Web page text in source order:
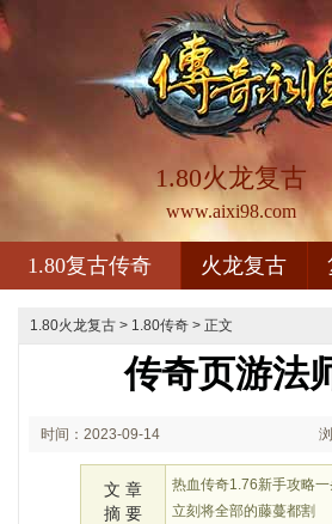
1.80火龙复古
www.aixi98.com
1.80复古传奇 火龙复古
1.80火龙复古 > 1.80传奇 > 正文
传奇页游法
时间：2023-09-14
文 章
摘 要
热血传奇1.76新手攻略
立刻将全部的藤蔓都割